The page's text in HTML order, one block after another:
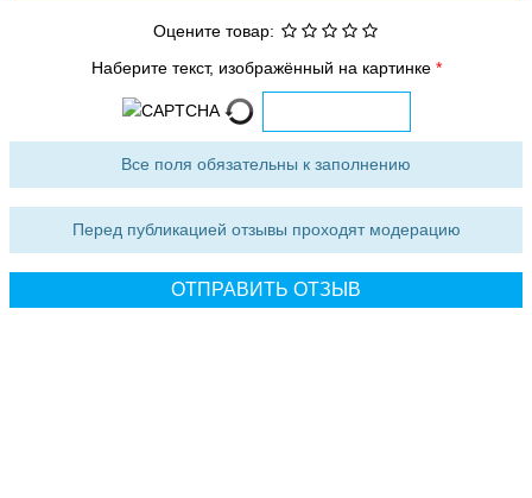
Оцените товар:
Наберите текст, изображённый на картинке
Все поля обязательны к заполнению
Перед публикацией отзывы проходят модерацию